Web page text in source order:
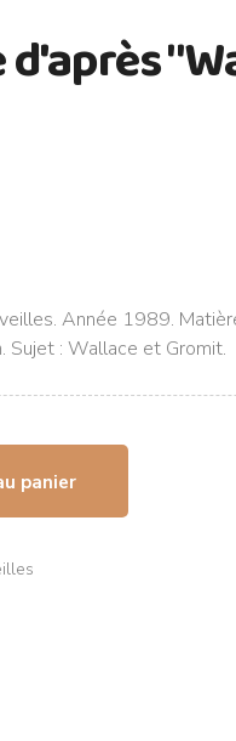
Année 1989.
Sujet : Wallace et Gromit.
panier